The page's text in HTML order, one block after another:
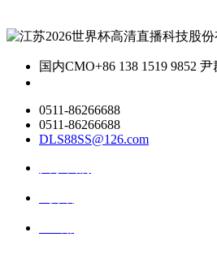
国内CMO+86 138 1519 9852
0511-86266688
0511-86266688
DLS88SS@126.com